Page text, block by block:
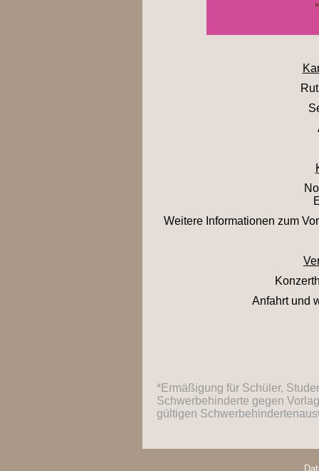
Weitere Informationen zum
Anfahrt und
*Ermäßigung für Schüler,
Schwerbehinderte gegen
gültigen